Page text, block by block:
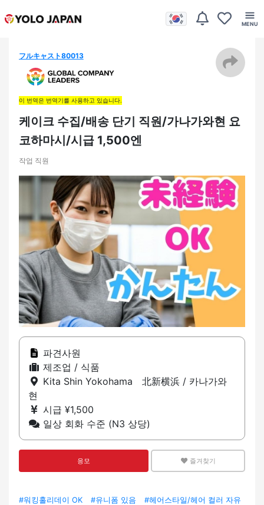
フルキャスト80013
이 번역은 번역기를 사용하고 있습니다.
케이크 수집/배송 단기 직원/가나가와현 요
코하마시/시급 1,500엔
작업 직원
파견사원
제조업 / 식품
Kita Shin Yokohama 北新横浜 / 카나가와
현
시급 ¥1,500
일상 회화 수준 (N3 상당)
응모 즐겨찾기
#워킹홀리데이 OK #유니폼 있음
#헤어스타일/헤어 컬러 자유